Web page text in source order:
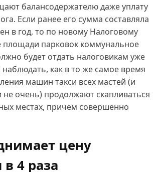
балансодержателю даже уплату
Если ранее его сумма составляла
в год, то по новому Налоговому
площади парковок коммунальное
будет отдать налоговикам уже
наблюдать, как в то же самое время
машин такси всех мастей (и
очень) продолжают скапливаться
местах, причем совершенно
цену
4 раза